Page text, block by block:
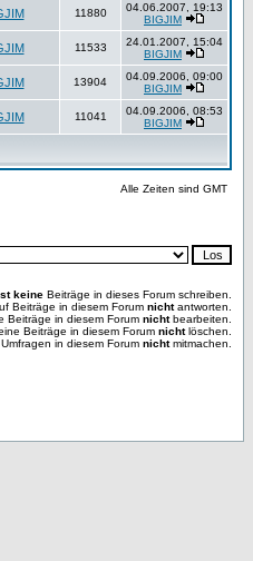
11880
04.06.2007, 19:13
BIGJIM
11533
24.01.2007, 15:04
BIGJIM
13904
04.09.2006, 09:00
BIGJIM
11041
04.09.2006, 08:53
BIGJIM
Alle Zeiten sind GMT
keine Beiträge in dieses Forum schreiben.
Beiträge in diesem Forum nichtantworten.
Beiträge in diesem Forum nichtbearbeiten.
Beiträge in diesem Forum nichtlöschen.
in diesem Forum nichtmitmachen.